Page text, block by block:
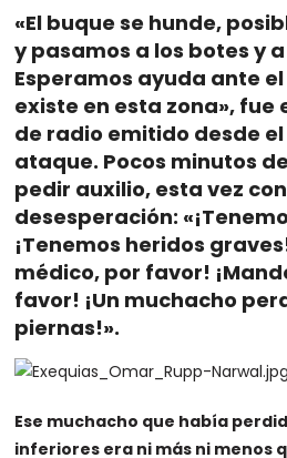
«El buque se hunde,
y pasamos a los botes y
Esperamos ayuda ante
existe en esta zona», fue
de radio emitido desde
ataque. Pocos minutos
pedir auxilio, esta vez
desesperación:
¡Tenemos heridos
médico, por favor!
favor! ¡Un muchacho
piernas!».
Ese muchacho que había
inferiores era ni más ni menos